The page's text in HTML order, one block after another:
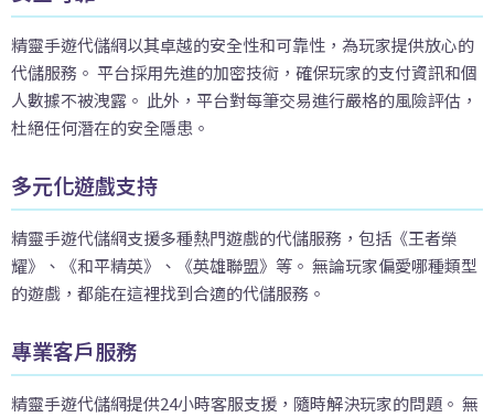
精靈手遊代儲網以其卓越的安全性和可靠性，為玩家提供放心的
代儲服務。 平台採用先進的加密技術，確保玩家的支付資訊和個
人數據不被洩露。 此外，平台對每筆交易進行嚴格的風險評估，
杜絕任何潛在的安全隱患。
多元化遊戲支持
精靈手遊代儲網支援多種熱門遊戲的代儲服務，包括《王者榮
耀》、《和平精英》、《英雄聯盟》等。 無論玩家偏愛哪種類型
的遊戲，都能在這裡找到合適的代儲服務。
專業客戶服務
精靈手遊代儲網提供24小時客服支援，隨時解決玩家的問題。 無